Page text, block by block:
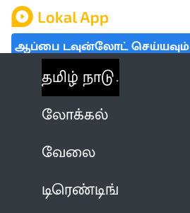
ஆப்பை டவுன்லோட் செய்யவும்
தமிழ் நாடு
லோக்கல்
வேலை
டிரெண்டிங்